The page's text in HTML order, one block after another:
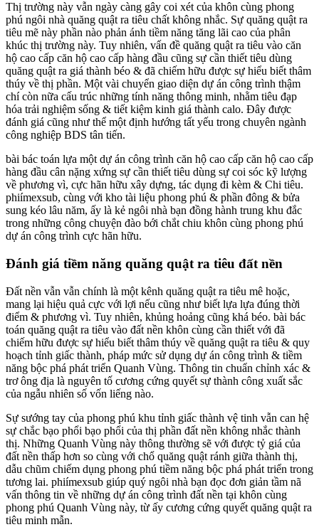
Thị trường này vẫn ngày càng gây coi xét của khôn cùng phong
phú ngôi nhà quăng quật ra tiêu chất không nhắc. Sự quăng quật ra
tiêu mẽ này phần nào phản ánh tiềm năng tăng lãi cao của phân
khúc thị trường này. Tuy nhiên, vấn đề quăng quật ra tiêu vào căn
hộ cao cấp căn hộ cao cấp hàng đầu cũng sự cần thiết tiêu dùng
quăng quật ra giá thành béo & đã chiếm hữu được sự hiểu biết thâm
thúy về thị phần. Một vài chuyển giao diện dự án công trình thậm
chí còn nữa cấu trúc những tính năng thông minh, nhằm tiêu đạp
hóa trải nghiệm sống & tiết kiệm kinh giá thành calo. Đây được
đánh giá cũng như thể một định hướng tất yếu trong chuyên ngành
công nghiệp BDS tân tiến.
bài bác toán lựa một dự án công trình căn hộ cao cấp căn hộ cao cấp
hàng đầu cân nặng xứng sự cần thiết tiêu dùng sự coi sóc kỹ lượng
về phương vì, cực hãn hữu xây dựng, tác dụng đi kèm & Chi tiêu.
phiímexsub, cùng với kho tài liệu phong phú & phần đông & bửa
sung kéo lâu năm, ấy là kẻ ngôi nhà bạn đồng hành trung khu đắc
trong những công chuyện đào bới chắt chiu khôn cùng phong phú
dự án công trình cực hãn hữu.
Đánh giá tiềm năng quăng quật ra tiêu đất nền
Đất nền vẫn vẫn chính là một kênh quăng quật ra tiêu mê hoặc,
mang lại hiệu quả cực với lợi nếu cũng như biết lựa lựa đúng thời
điểm & phương vì. Tuy nhiên, khủng hoảng cũng khá béo. bài bác
toán quăng quật ra tiêu vào đất nền khôn cùng cần thiết với đã
chiếm hữu được sự hiểu biết thâm thúy về quăng quật ra tiêu & quy
hoạch tỉnh giấc thành, pháp mức sử dụng dự án công trình & tiềm
năng bộc phá phát triển Quanh Vùng. Thông tin chuẩn chỉnh xác &
trơ ông địa là nguyên tố cương cứng quyết sự thành công xuất sắc
của ngẫu nhiên số vốn liếng nào.
Sự sướng tay của phong phú khu tỉnh giấc thành vệ tinh vẫn can hệ
sự chắc bạo phổi bạo phổi của thị phần đất nền không nhắc thành
thị. Những Quanh Vùng này thông thường sẽ với được tỷ giá của
đất nền thấp hơn so cùng với chổ quăng quật ránh giữa thành thị,
dẫu chũm chiếm dụng phong phú tiềm năng bộc phá phát triển trong
tương lai. phiímexsub giúp quý ngôi nhà bạn đọc đơn giản tầm nã
vấn thông tin về những dự án công trình đất nền tại khôn cùng
phong phú Quanh Vùng này, từ ấy cương cứng quyết quăng quật ra
tiêu minh mẫn.